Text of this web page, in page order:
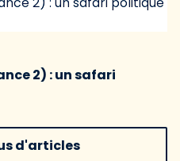
2) : un safari
d'articles